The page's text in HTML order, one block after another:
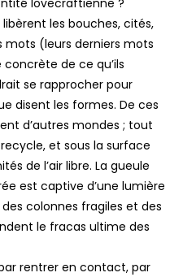
les bouches, cités,
mots (leurs derniers mots
de ce qu’ils
se rapprocher pour
disent les formes. De ces
d’autres mondes ; tout
et sous la surface
de l’air libre. La gueule
est captive d’une lumière
colonnes fragiles et des
le fracas ultime des
rentrer en contact, par